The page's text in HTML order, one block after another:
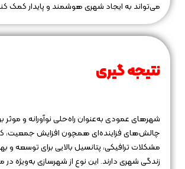
می‌تواند به ایجاد شهری هوشمند و پایدار کمک
نتیجه‌ گیری
شهرهای عمودی به‌عنوان راه‌حلی نوآورانه و موثر
چالش‌های فزاینده‌ای همچون افزایش جمعیت،
مشکلات ترافیکی، پتانسیل بالایی برای توسعه و
زندگی شهری دارند. این نوع از شهرسازی به‌ویژه